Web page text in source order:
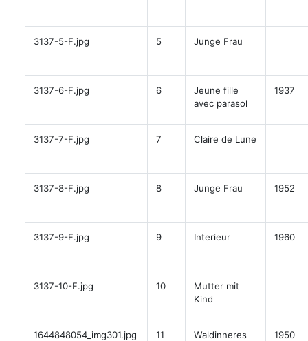
3137-5-F.jpg 5 Junge Frau
3137-6-F.jpg 6
Jeune fille
avec parasol
1937
3137-7-F.jpg 7 Claire de Lune
3137-8-F.jpg 8 Junge Frau 1952
3137-9-F.jpg 9 Interieur 1960
3137-10-F.jpg 10
Mutter mit
Kind
1644848054_img301.jpg 11 Waldinneres 1950